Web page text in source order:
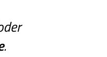
.